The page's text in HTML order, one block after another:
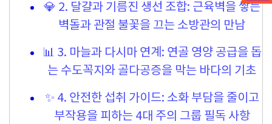
💎 2. 달걀과 기름진 생선 조합: 근육벽을 쌓는
벽돌과 관절 불꽃을 끄는 소방관의 만남
📊 3. 마늘과 다시마 연계: 연골 영양 공급을 돕
는 수도꼭지와 골다공증을 막는 바다의 기초
✨ 4. 안전한 섭취 가이드: 소화 부담을 줄이고
부작용을 피하는 4대 주의 그룹 필독 사항